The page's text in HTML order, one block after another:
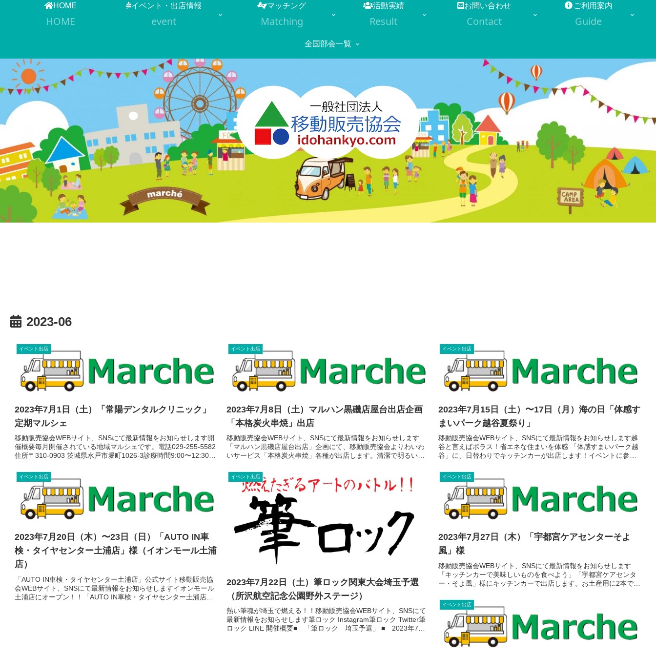
HOME
HOME
イベント・出店情報
event
マッチング
Matching
活動実績
Result
お問い合わせ
Contact
ご利用案内
Guide
全国部会一覧
2023-06
イベント出店
2023年7月1日（土）「常陽デンタルクリニック」
定期マルシェ
移動販売協会WEBサイト、SNSにて最新情報をお知らせします開
催概要毎月開催されている地域マルシェです。電話029-255-5582
住所〒310-0903 茨城県水戸市堀町1026-3診療時間9:00〜12:30 /
イベント出店
2023年7月8日（土）マルハン黒磯店屋台出店企画
「本格炭火串焼」出店
移動販売協会WEBサイト、SNSにて最新情報をお知らせします
「マルハン黒磯店屋台出店」企画にて、移動販売協会よりわいわ
いサービス「本格炭火串焼」各種が出店します。清潔で明るい店
ださ...
イベント出店
2023年7月15日（土）〜17日（月）海の日「体感す
まいパーク越谷夏祭り」
移動販売協会WEBサイト、SNSにて最新情報をお知らせします越
谷と言えばポラス！省エネな住まいを体感 「体感すまいパーク越
谷」に、日替わりでキッチンカーが出店します！イベントに参加
WE...
イベント出店
2023年7月20日（木）〜23日（日）「AUTO IN車
検・タイヤセンター土浦店」様（イオンモール土浦
店）
「AUTO IN車検・タイヤセンター土浦店」公式サイト移動販売協
会WEBサイト、SNSにて最新情報をお知らせしますイオンモール
土浦店にオープン！！「AUTO IN車検・タイヤセンター土浦店」
イベント出店
2023年7月22日（土）筆ロック関東大会埼玉予選
（所沢航空記念公園野外ステージ）
熱い筆魂が埼玉で燃える！！移動販売協会WEBサイト、SNSにて
最新情報をお知らせします筆ロック Instagram筆ロック Twitter筆
ロック LINE 開催概要■ 「筆ロック 埼玉予選」 ■ 2023年7月
イベント出店
2023年7月27日（木）「宇都宮ケアセンターそよ
風」様
移動販売協会WEBサイト、SNSにて最新情報をお知らせします
「キッチンカーで美味しいものを食べよう」「宇都宮ケアセンタ
ー・そよ風」様にキッチンカーで出店します。お土産用に2本で
も...
イベント出店